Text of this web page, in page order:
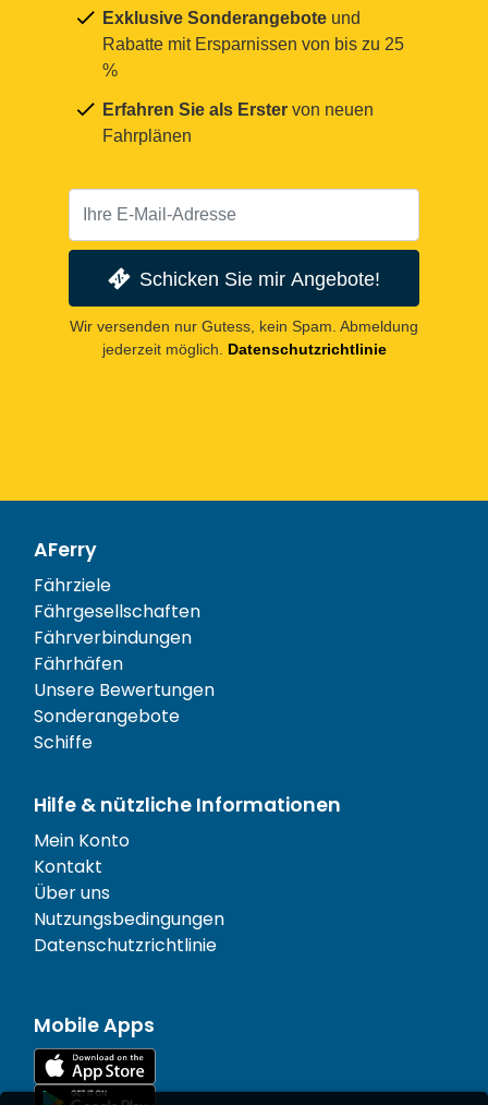
Exklusive Sonderangebote und
Rabatte mit Ersparnissen von bis zu 25
%
Erfahren Sie als Erster von neuen
Fahrplänen
Schicken Sie mir Angebote!
Wir versenden nur Gutess, kein Spam. Abmeldung
jederzeit möglich.
Datenschutzrichtlinie
AFerry
Fährziele
Fährgesellschaften
Fährverbindungen
Fährhäfen
Unsere Bewertungen
Sonderangebote
Schiffe
Hilfe & nützliche Informationen
Mein Konto
Kontakt
Über uns
Nutzungsbedingungen
Datenschutzrichtlinie
Mobile Apps